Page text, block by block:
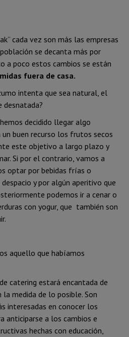
cada vez son más las empresas
se decanta más por
a poco estos cambios se están
fuera de casa.
intenta que sea natural, el
desnatada?
decidido llegar algo
un buen recurso los frutos secos
este objetivo a largo plazo y
Si por el contrario, vamos a
optar por bebidas frías o
y por algún aperitivo que
podemos ir a cenar o
con yogur, que también son
aquello que habíamos
catering estará encantada de
medida de lo posible. Son
interesadas en conocer los
anticiparse a los cambios e
hechas con educación,